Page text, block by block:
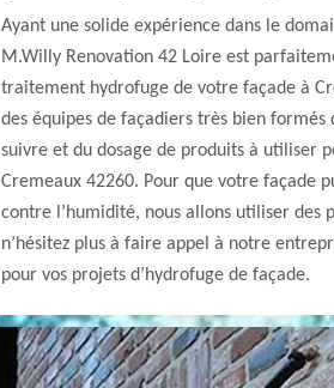
Ayant une solide expérience dans le
M.Willy Renovation 42 Loire est
traitement hydrofuge de votre façade à
des équipes de façadiers très bien formés
suivre et du dosage de produits à utiliser
Cremeaux 42260. Pour que votre façade
contre l’humidité, nous allons utiliser des
n’hésitez plus à faire appel à notre
pour vos projets d’hydrofuge de façade.